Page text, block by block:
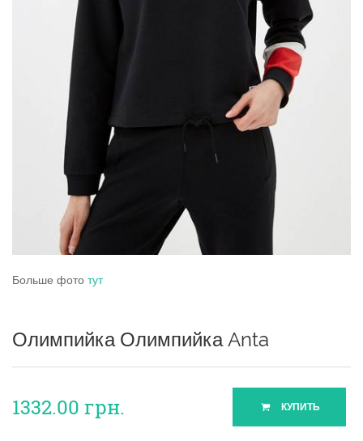
Больше фото тут
Олимпийка Олимпийка Anta
1332.00 грн. КУПИТЬ